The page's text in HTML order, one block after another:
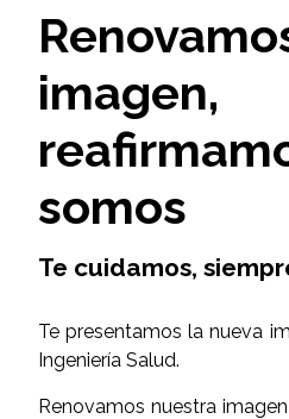
imagen,
somos
Te cuidamos,
Te presentamos la nueva
Ingeniería Salud.
Renovamos nuestra